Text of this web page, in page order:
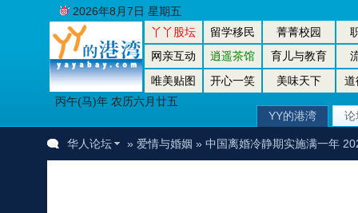
丫丫股坛 留学移民 菁菁校园
网亲互动
逍遥茶馆 育儿与教育
唯美贴图
开心一笑 美味天下
道
丙午(马)年 农历六月廿五
2026年8月7日 星期五
YY的港湾 论
华人论坛 » 爱情与婚姻 » 中国离婚冷静期实施满一年